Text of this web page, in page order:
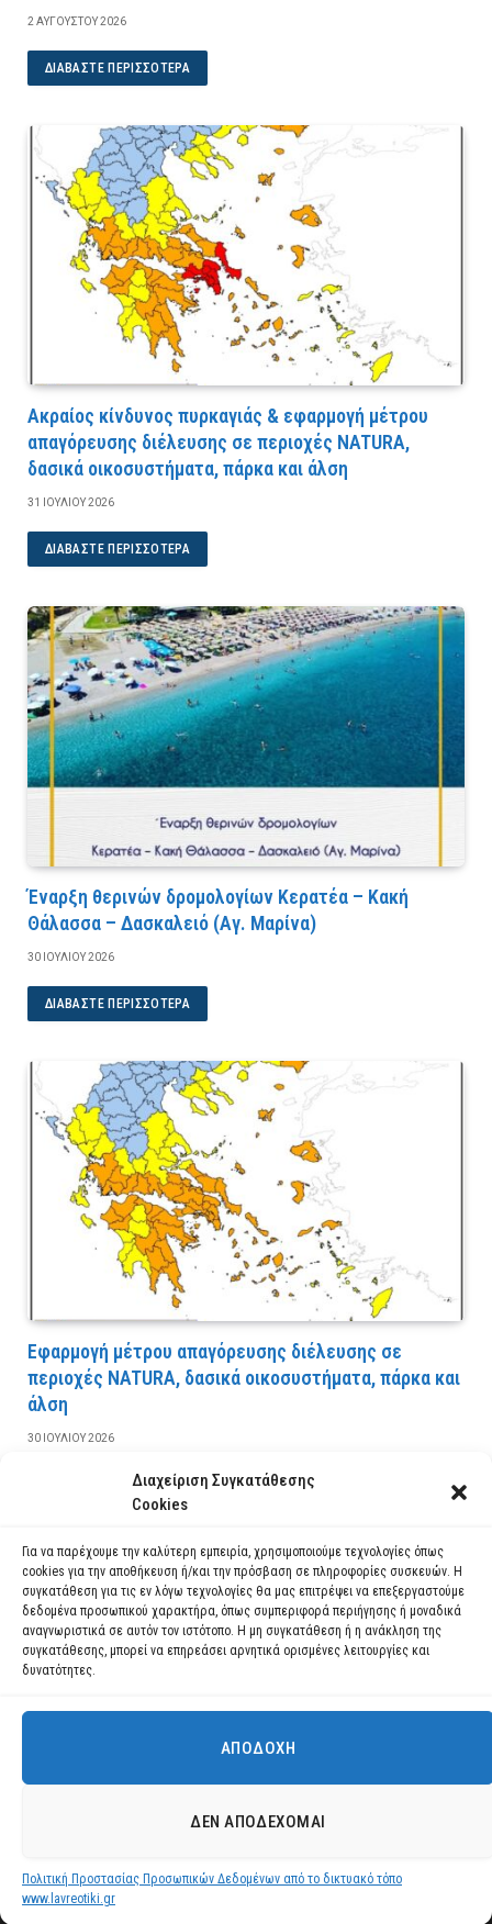
Διαχείριση Συγκατάθεσης
Cookies
Για να παρέχουμε την καλύτερη εμπειρία, χρησιμοποιούμε τεχνολογίες όπως
cookies για την αποθήκευση ή/και την πρόσβαση σε πληροφορίες συσκευών. Η
συγκατάθεση για τις εν λόγω τεχνολογίες θα μας επιτρέψει να επεξεργαστούμε
δεδομένα προσωπικού χαρακτήρα, όπως συμπεριφορά περιήγησης ή μοναδικά
αναγνωριστικά σε αυτόν τον ιστότοπο. Η μη συγκατάθεση ή η ανάκληση της
συγκατάθεσης, μπορεί να επηρεάσει αρνητικά ορισμένες λειτουργίες και
δυνατότητες.
ΑΠΟΔΟΧΉ
ΔΕΝ ΑΠΟΔΈΧΟΜΑΙ
Πολιτική Προστασίας Προσωπικών Δεδομένων από το δικτυακό τόπο
www.lavreotiki.gr
2 ΑΥΓΟΎΣΤΟΥ 2026
ΔΙΑΒΆΣΤΕ ΠΕΡΙΣΣΌΤΕΡΑ
Ακραίος κίνδυνος πυρκαγιάς & εφαρμογή μέτρου
απαγόρευσης διέλευσης σε περιοχές NATURA,
δασικά οικοσυστήματα, πάρκα και άλση
31 ΙΟΥΛΊΟΥ 2026
ΔΙΑΒΆΣΤΕ ΠΕΡΙΣΣΌΤΕΡΑ
Έναρξη θερινών δρομολογίων Κερατέα – Κακή
Θάλασσα – Δασκαλειό (Αγ. Μαρίνα)
30 ΙΟΥΛΊΟΥ 2026
ΔΙΑΒΆΣΤΕ ΠΕΡΙΣΣΌΤΕΡΑ
Εφαρμογή μέτρου απαγόρευσης διέλευσης σε
περιοχές NATURA, δασικά οικοσυστήματα, πάρκα και
άλση
30 ΙΟΥΛΊΟΥ 2026
ΔΙΑΒΆΣΤΕ ΠΕΡΙΣΣΌΤΕΡΑ
Χρησιμοποιούμε cookies για να σας προσφέρουμε τη βέλτιστη εμπειρία
πλοήγησης στον ιστότοπό μας.
ρυθμίσεις
Αποδοχή